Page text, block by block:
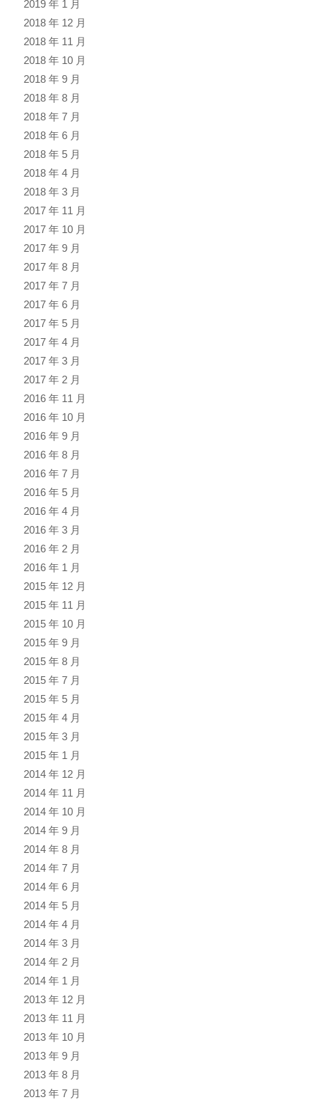
2019 年 1 月
2018 年 12 月
2018 年 11 月
2018 年 10 月
2018 年 9 月
2018 年 8 月
2018 年 7 月
2018 年 6 月
2018 年 5 月
2018 年 4 月
2018 年 3 月
2017 年 11 月
2017 年 10 月
2017 年 9 月
2017 年 8 月
2017 年 7 月
2017 年 6 月
2017 年 5 月
2017 年 4 月
2017 年 3 月
2017 年 2 月
2016 年 11 月
2016 年 10 月
2016 年 9 月
2016 年 8 月
2016 年 7 月
2016 年 5 月
2016 年 4 月
2016 年 3 月
2016 年 2 月
2016 年 1 月
2015 年 12 月
2015 年 11 月
2015 年 10 月
2015 年 9 月
2015 年 8 月
2015 年 7 月
2015 年 5 月
2015 年 4 月
2015 年 3 月
2015 年 1 月
2014 年 12 月
2014 年 11 月
2014 年 10 月
2014 年 9 月
2014 年 8 月
2014 年 7 月
2014 年 6 月
2014 年 5 月
2014 年 4 月
2014 年 3 月
2014 年 2 月
2014 年 1 月
2013 年 12 月
2013 年 11 月
2013 年 10 月
2013 年 9 月
2013 年 8 月
2013 年 7 月